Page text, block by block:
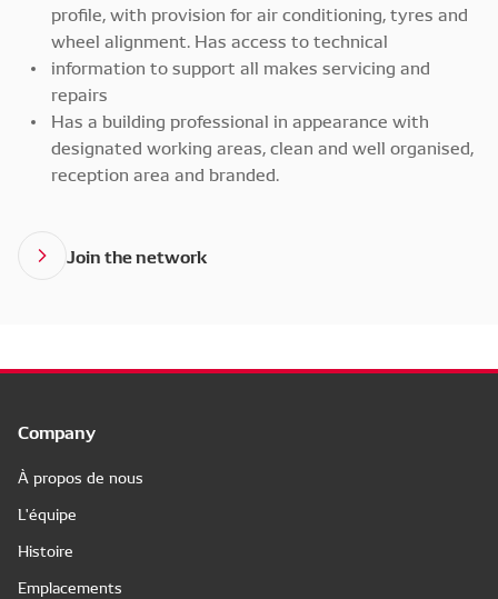
profile, with provision for air conditioning, tyres and
wheel alignment. Has access to technical
information to support all makes servicing and
repairs
Has a building professional in appearance with
designated working areas, clean and well organised,
reception area and branded.
Join the network
Company
À propos de nous
L'équipe
Histoire
Emplacements